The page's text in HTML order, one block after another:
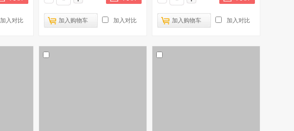
加入对比 加入购物车 加入对比 加入购物车 加入对比